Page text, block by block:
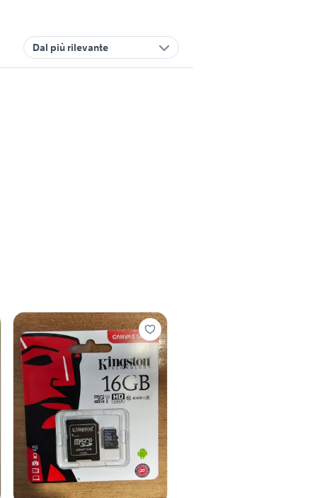
Dal più rilevante